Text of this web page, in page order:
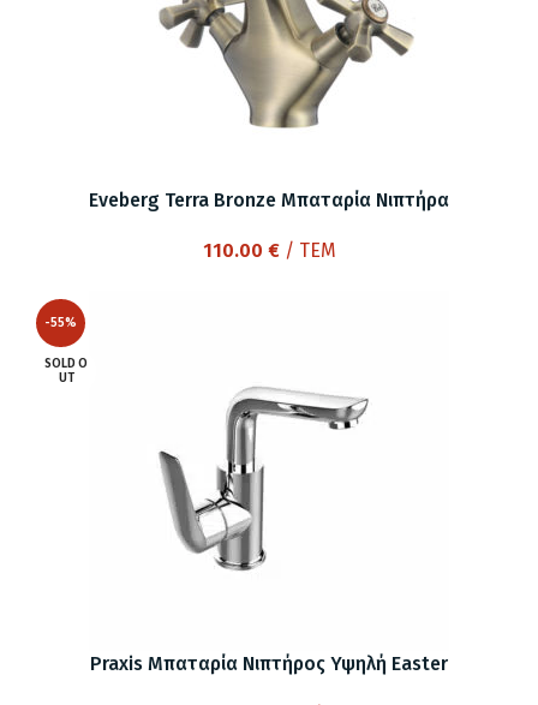
Eveberg Terra Bronze Μπαταρία Νιπτήρα
110.00 €/ ΤΕΜ
-55%
SOLD O
UT
Praxis Μπαταρία Νιπτήρος Υψηλή Easter